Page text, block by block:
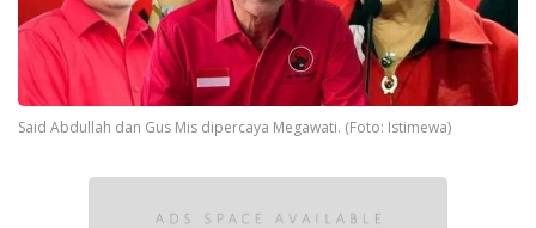
Said Abdullah dan Gus Mis dipercaya Megawati. (Foto: Istimewa)